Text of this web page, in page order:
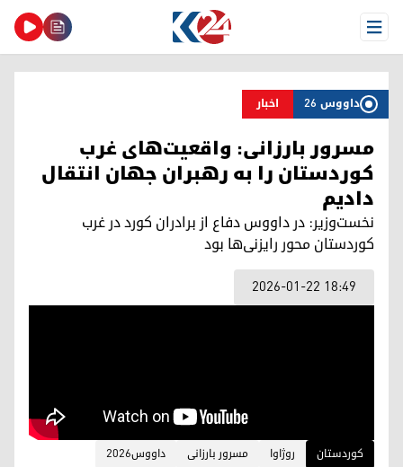
Open Menu
داووس 26 اخبار
مسرور بارزانی: واقعیت‌های غرب
کوردستان را به رهبران جهان انتقال
دادیم
نخست‌وزیر: در داووس دفاع از برادران کورد در غرب
کوردستان محور رایزنی‌ها بود
2026-01-22 18:49
کوردستان روژاوا مسرور بارزانی داووس٢٠٢٦